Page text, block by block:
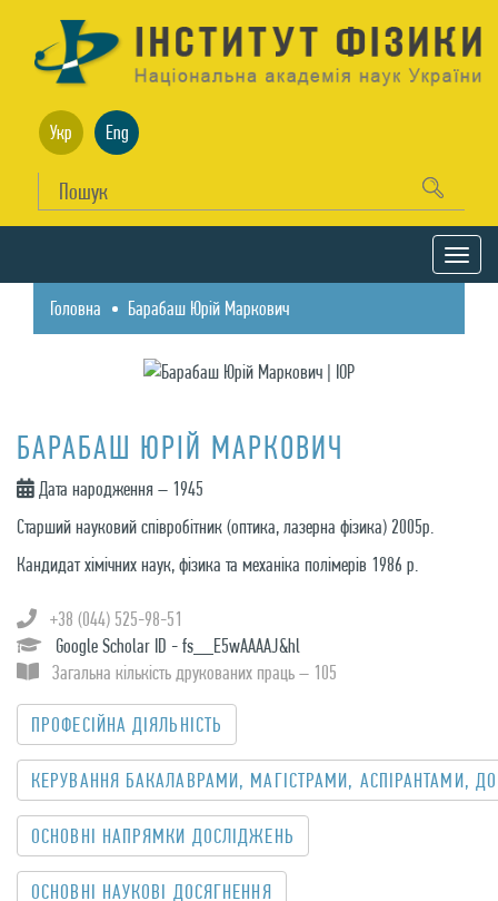
Укр Eng
Головна Барабаш Юрій Маркович
БАРАБАШ ЮРІЙ МАРКОВИЧ
Дата народження – 1945
Старший науковий співробітник (оптика, лазерна фізика) 2005р.
Кандидат хімічних наук, фізика та механіка полімерів 1986 р.
+38 (044) 525-98-51
Google Scholar ID - fs__E5wAAAAJ&hl
Загальна кількість друкованих праць – 105
ПРОФЕСІЙНА ДІЯЛЬНІСТЬ
КЕРУВАННЯ БАКАЛАВРАМИ, МАГІСТРАМИ, АСПІРАНТАМИ,
OСНОВНІ НАПРЯМКИ ДОСЛІДЖЕНЬ
ОСНОВНІ НАУКОВІ ДОСЯГНЕННЯ